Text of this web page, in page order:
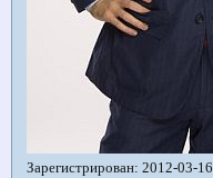
Зарегистрирован: 2012-03-16